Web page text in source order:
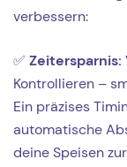
verbessern:
✅ Zeitersparnis:
Kontrollieren –
Ein präzises
automatische
deine Speisen